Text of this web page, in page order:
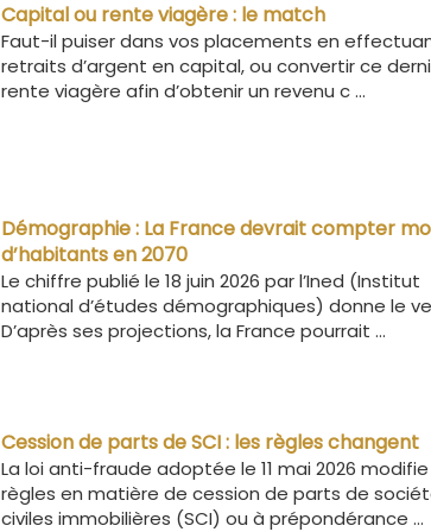
Capital ou rente viagère : le match
Faut-il puiser dans vos placements en
retraits d’argent en capital, ou convertir ce
rente viagère afin d’obtenir un revenu c ...
Démographie : La France devrait compter
d’habitants en 2070
Le chiffre publié le 18 juin 2026 par l’Ined (Institut
national d’études démographiques) donne le
D’après ses projections, la France pourrait ...
Cession de parts de SCI : les règles changent
La loi anti-fraude adoptée le 11 mai 2026
règles en matière de cession de parts de
civiles immobilières (SCI) ou à prépondérance ...